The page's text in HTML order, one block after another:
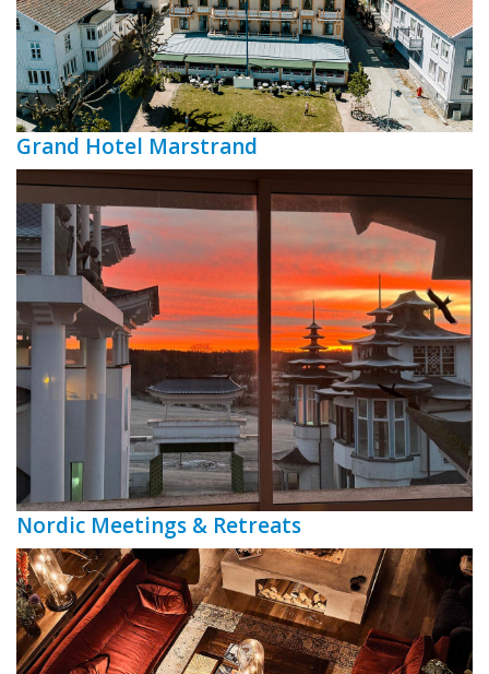
Grand Hotel Marstrand
Nordic Meetings & Retreats